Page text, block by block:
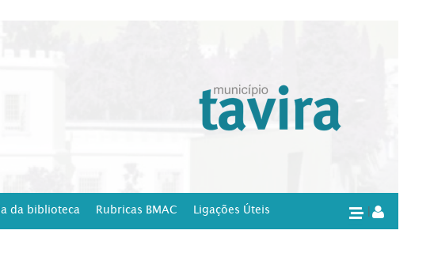
da biblioteca Rubricas BMAC Ligações Úteis